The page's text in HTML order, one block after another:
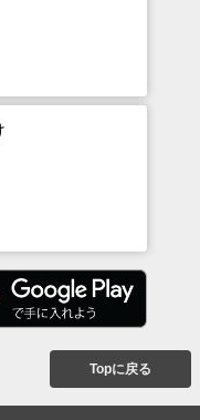
Topに戻る